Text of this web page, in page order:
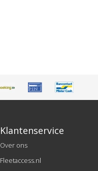
Klantenservice
Over ons
Fleetaccess.nl